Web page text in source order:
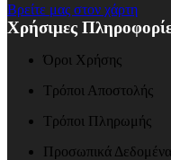
Βρείτε μας στον χάρτη
Χρήσιμες
Όροι Χρήσης
Τρόποι Αποστολής
Τρόποι Πληρωμής
Προσωπικά Δεδομένα